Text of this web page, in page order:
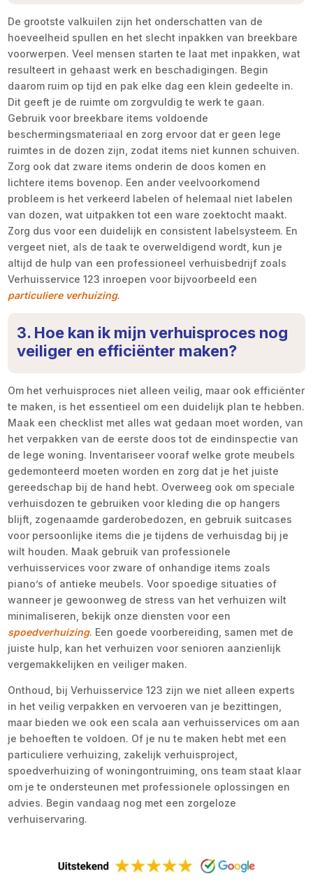
De grootste valkuilen zijn het onderschatten van de
hoeveelheid spullen en het slecht inpakken van breekbare
voorwerpen. Veel mensen starten te laat met inpakken, wat
resulteert in gehaast werk en beschadigingen. Begin
daarom ruim op tijd en pak elke dag een klein gedeelte in.
Dit geeft je de ruimte om zorgvuldig te werk te gaan.
Gebruik voor breekbare items voldoende
beschermingsmateriaal en zorg ervoor dat er geen lege
ruimtes in de dozen zijn, zodat items niet kunnen schuiven.
Zorg ook dat zware items onderin de doos komen en
lichtere items bovenop. Een ander veelvoorkomend
probleem is het verkeerd labelen of helemaal niet labelen
van dozen, wat uitpakken tot een ware zoektocht maakt.
Zorg dus voor een duidelijk en consistent labelsysteem. En
vergeet niet, als de taak te overweldigend wordt, kun je
altijd de hulp van een professioneel verhuisbedrijf zoals
Verhuisservice 123 inroepen voor bijvoorbeeld een
particuliere verhuizing.
3. Hoe kan ik mijn verhuisproces nog
veiliger en efficiënter maken?
Om het verhuisproces niet alleen veilig, maar ook efficiënter
te maken, is het essentieel om een duidelijk plan te hebben.
Maak een checklist met alles wat gedaan moet worden, van
het verpakken van de eerste doos tot de eindinspectie van
de lege woning. Inventariseer vooraf welke grote meubels
gedemonteerd moeten worden en zorg dat je het juiste
gereedschap bij de hand hebt. Overweeg ook om speciale
verhuisdozen te gebruiken voor kleding die op hangers
blijft, zogenaamde garderobedozen, en gebruik suitcases
voor persoonlijke items die je tijdens de verhuisdag bij je
wilt houden. Maak gebruik van professionele
verhuisservices voor zware of onhandige items zoals
piano’s of antieke meubels. Voor spoedige situaties of
wanneer je gewoonweg de stress van het verhuizen wilt
minimaliseren, bekijk onze diensten voor een
spoedverhuizing. Een goede voorbereiding, samen met de
juiste hulp, kan het verhuizen voor senioren aanzienlijk
vergemakkelijken en veiliger maken.
Onthoud, bij Verhuisservice 123 zijn we niet alleen experts
in het veilig verpakken en vervoeren van je bezittingen,
maar bieden we ook een scala aan verhuisservices om aan
je behoeften te voldoen. Of je nu te maken hebt met een
particuliere verhuizing, zakelijk verhuisproject,
spoedverhuizing of woningontruiming, ons team staat klaar
om je te ondersteunen met professionele oplossingen en
advies. Begin vandaag nog met een zorgeloze
verhuiservaring.